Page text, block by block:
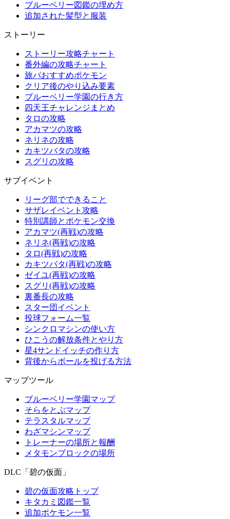
ブルーベリー図鑑の埋め方
追加された髪型と服装
ストーリー
ストーリー攻略チャート
番外編の攻略チャート
旅パおすすめポケモン
クリア後のやり込み要素
ブルーベリー学園の行き方
四天王チャレンジまとめ
タロの攻略
アカマツの攻略
ネリネの攻略
カキツバタの攻略
スグリの攻略
サブイベント
リーグ部でできること
サザレイベント攻略
特別講師とポケモン交換
アカマツ(再戦)の攻略
ネリネ(再戦)の攻略
タロ(再戦)の攻略
カキツバタ(再戦)の攻略
ゼイユ(再戦)の攻略
スグリ(再戦)の攻略
裏番長の攻略
スター団イベント
投球フォーム一覧
シンクロマシンの使い方
ひこうの解放条件とやり方
星4サンドイッチの作り方
背後からボールを投げる方法
マップツール
ブルーベリー学園マップ
そらをとぶマップ
テラスタルマップ
わざマシンマップ
トレーナーの場所と報酬
メタモンブロックの場所
DLC「碧の仮面」
碧の仮面攻略トップ
キタカミ図鑑一覧
追加ポケモン一覧